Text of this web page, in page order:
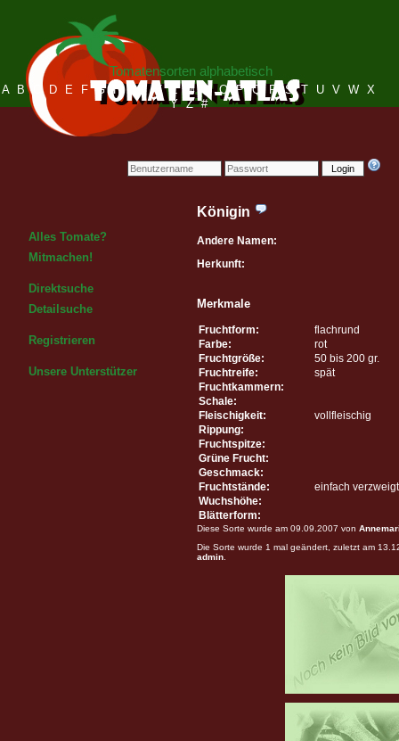
Login
Tomatensorten alphabetisch
A B C D E F G H I J K L M N O P Q R S T U V W X
Y Z #
Alles Tomate?
Mitmachen!
Direktsuche
Detailsuche
Registrieren
Unsere Unterstützer
Königin
Andere Namen:
Herkunft:
Merkmale
Fruchtform:
flachrund
Farbe:
rot
Fruchtgröße:
50 bis 200 gr.
Fruchtreife:
spät
Fruchtkammern:
Schale:
Fleischigkeit:
vollfleischig
Rippung:
Fruchtspitze:
Grüne Frucht:
Geschmack:
Fruchtstände:
einfach verzweigt
Wuchshöhe:
Blätterform:
Diese Sorte wurde am 09.09.2007 von
Die Sorte wurde 1 mal geändert, zuletzt am
admin